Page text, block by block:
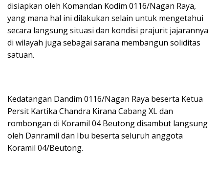
disiapkan oleh Komandan Kodim 0116/Nagan Raya,
yang mana hal ini dilakukan selain untuk mengetahui
secara langsung situasi dan kondisi prajurit jajarannya
di wilayah juga sebagai sarana membangun soliditas
satuan.
Kedatangan Dandim 0116/Nagan Raya beserta Ketua
Persit Kartika Chandra Kirana Cabang XL dan
rombongan di Koramil 04 Beutong disambut langsung
oleh Danramil dan Ibu beserta seluruh anggota
Koramil 04/Beutong.